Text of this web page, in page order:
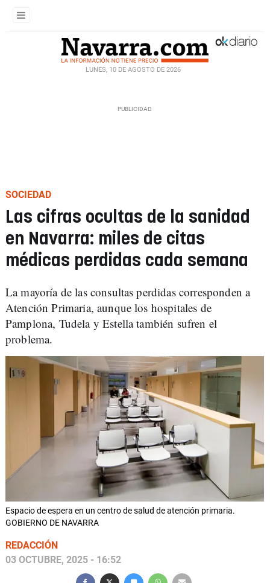
LUNES, 10 DE AGOSTO DE 2026
SOCIEDAD
Las cifras ocultas de la sanidad
en Navarra: miles de citas
médicas perdidas cada semana
La mayoría de las consultas perdidas corresponden a
Atención Primaria, aunque los hospitales de
Pamplona, Tudela y Estella también sufren el
problema.
Espacio de espera en un centro de salud de atención primaria.
GOBIERNO DE NAVARRA
REDACCIÓN
03 OCTUBRE, 2025 - 16:52